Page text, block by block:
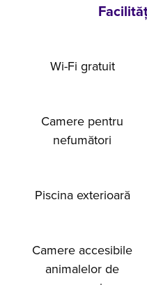
Wi-Fi gratuit
Camere pentru
nefumători
Piscina exterioară
Camere accesibile
animalelor de